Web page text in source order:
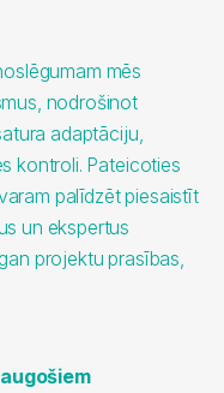
mēs
nodrošinot
adaptāciju,
kontroli. Pateicoties
palīdzēt piesaistīt
un ekspertus
projektu prasības,